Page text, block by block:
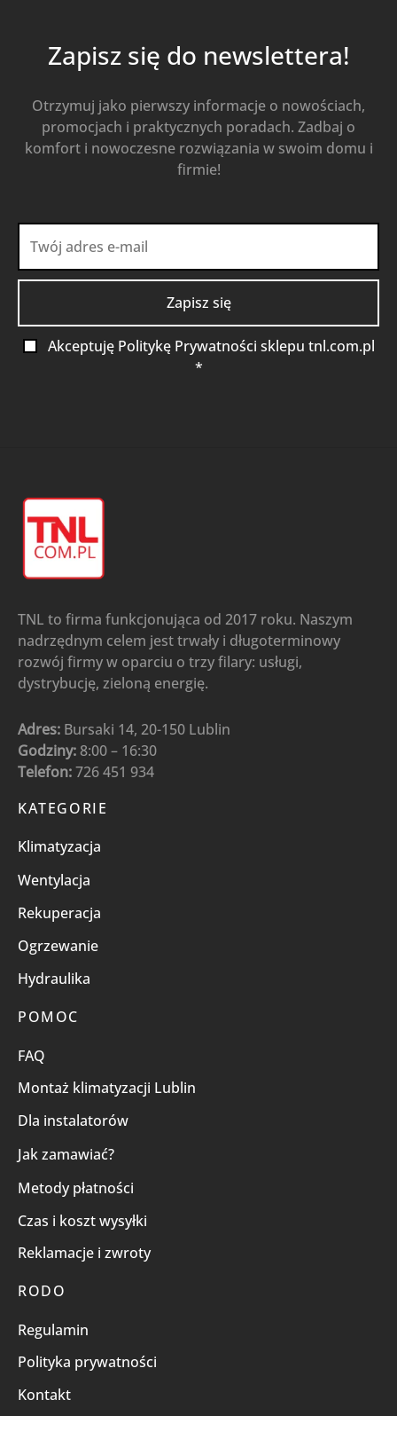
Zapisz się do newslettera!
Otrzymuj jako pierwszy informacje o nowościach,
promocjach i praktycznych poradach. Zadbaj o
komfort i nowoczesne rozwiązania w swoim domu i
firmie!
Akceptuję Politykę Prywatności sklepu tnl.com.pl
*
TNL to firma funkcjonująca od 2017 roku. Naszym
nadrzędnym celem jest trwały i długoterminowy
rozwój firmy w oparciu o trzy filary: usługi,
dystrybucję, zieloną energię.
Adres: Bursaki 14, 20-150 Lublin
Godziny: 8:00 – 16:30
Telefon:726 451 934
KATEGORIE
Klimatyzacja
Wentylacja
Rekuperacja
Ogrzewanie
Hydraulika
POMOC
FAQ
Montaż klimatyzacji Lublin
Dla instalatorów
Jak zamawiać?
Metody płatności
Czas i koszt wysyłki
Reklamacje i zwroty
RODO
Regulamin
Polityka prywatności
Kontakt